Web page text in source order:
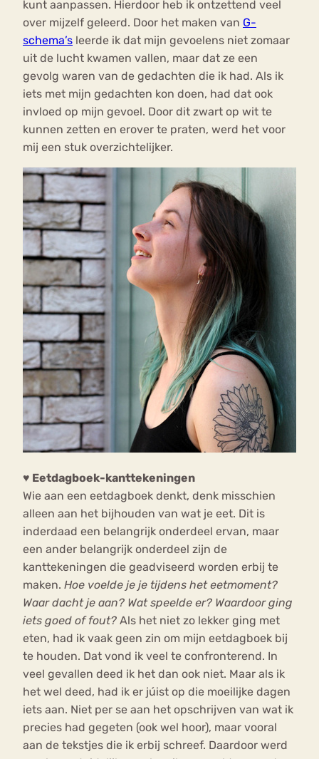
kunt aanpassen. Hierdoor heb ik ontzettend veel
over mijzelf geleerd. Door het maken van G-
schema’s leerde ik dat mijn gevoelens niet zomaar
uit de lucht kwamen vallen, maar dat ze een
gevolg waren van de gedachten die ik had. Als ik
iets met mijn gedachten kon doen, had dat ook
invloed op mijn gevoel. Door dit zwart op wit te
kunnen zetten en erover te praten, werd het voor
mij een stuk overzichtelijker.
♥ Eetdagboek-kanttekeningen
Wie aan een eetdagboek denkt, denk misschien
alleen aan het bijhouden van wat je eet. Dit is
inderdaad een belangrijk onderdeel ervan, maar
een ander belangrijk onderdeel zijn de
kanttekeningen die geadviseerd worden erbij te
maken. Hoe voelde je je tijdens het eetmoment?
Waar dacht je aan? Wat speelde er? Waardoor ging
iets goed of fout? Als het niet zo lekker ging met
eten, had ik vaak geen zin om mijn eetdagboek bij
te houden. Dat vond ik veel te confronterend. In
veel gevallen deed ik het dan ook niet. Maar als ik
het wel deed, had ik er júist op die moeilijke dagen
iets aan. Niet per se aan het opschrijven van wat ik
precies had gegeten (ook wel hoor), maar vooral
aan de tekstjes die ik erbij schreef. Daardoor werd